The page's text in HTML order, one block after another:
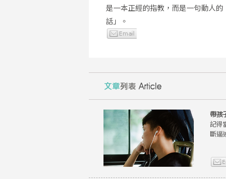
是一本正經的指教，而是一句動人的
話」。
帶孩
記得
斷逼